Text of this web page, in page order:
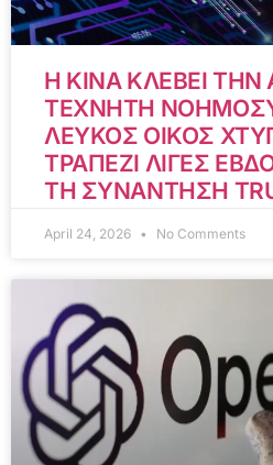
Η ΚΙΝΑ ΚΛΕΒΕΙ ΤΗΝ
ΤΕΧΝΗΤΗ
ΛΕΥΚΟΣ ΟΙΚΟΣ
ΤΡΑΠΕΖΙ ΛΙΓΕΣ
ΤΗ ΣΥΝΑΝΤΗΣΗ
April 24, 2026 No Comments